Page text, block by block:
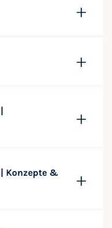
Konzepte &